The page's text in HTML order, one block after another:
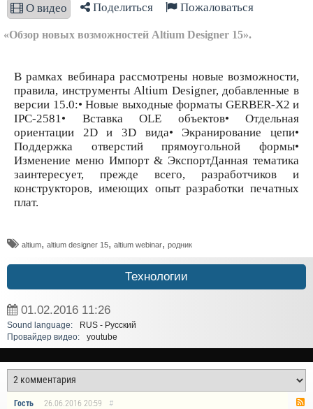
О видео Поделиться Пожаловаться
«Обзор новых возможностей Altium Designer 15».
В рамках вебинара рассмотрены новые возможности,
правила, инструменты Altium Designer, добавленные в
версии 15.0:• Новые выходные форматы GERBER-X2 и
IPC-2581• Вставка OLE объектов• Отдельная
ориентации 2D и 3D вида• Экранирование цепи•
Поддержка отверстий прямоугольной формы•
Изменение меню Импорт & ЭкспортДанная тематика
заинтересует, прежде всего, разработчиков и
конструкторов, имеющих опыт разработки печатных
плат.
altium, altium designer 15, altium webinar, родник
Технологии
01.02.2016 11:26
Sound language:
RUS - Русский
Провайдер видео:
youtube
Гость 26.06.2016 20:59 #